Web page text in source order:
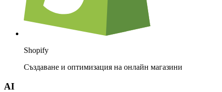
Shopify
Създаване и оптимизация на онлайн магазини
AI